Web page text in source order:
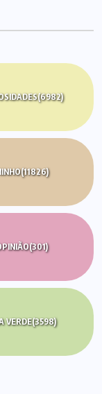
(6982)
(11826)
(301)
VERDE(3598)